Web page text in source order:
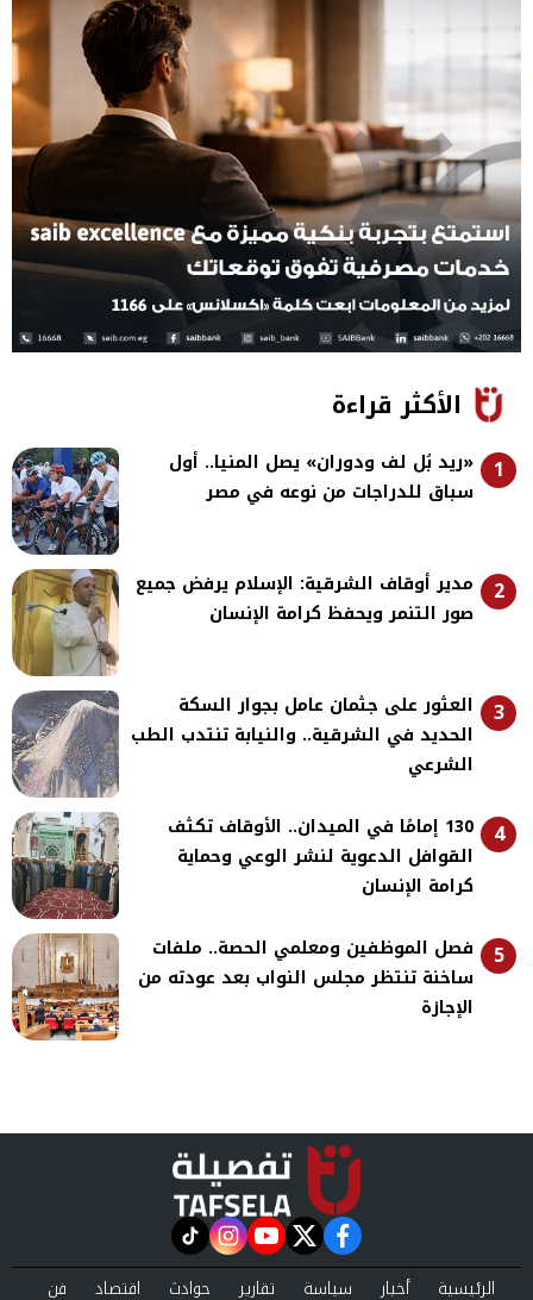
الأكثر قراءة
1
«ريد بُل لف ودوران» يصل المنيا.. أول
سباق للدراجات من نوعه في مصر
2
مدير أوقاف الشرقية: الإسلام يرفض جميع
صور التنمر ويحفظ كرامة الإنسان
3
العثور على جثمان عامل بجوار السكة
الحديد في الشرقية.. والنيابة تنتدب الطب
الشرعي
4
130 إمامًا في الميدان.. الأوقاف تكثف
القوافل الدعوية لنشر الوعي وحماية
كرامة الإنسان
5
فصل الموظفين ومعلمي الحصة.. ملفات
ساخنة تنتظر مجلس النواب بعد عودته من
الإجازة
facebook
twitter
youtube
instagram
tiktok
الرئيسية أخبار سياسة تقارير حوادث اقتصاد فن